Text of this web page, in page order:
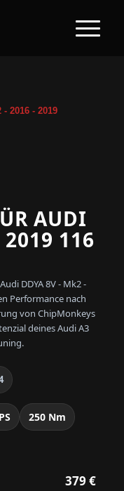
- 2016 - 2019
AUDI
116
DDYA 8V - Mk2 -
Performance nach
von ChipMonkeys
deines Audi A3
250 Nm
379 €